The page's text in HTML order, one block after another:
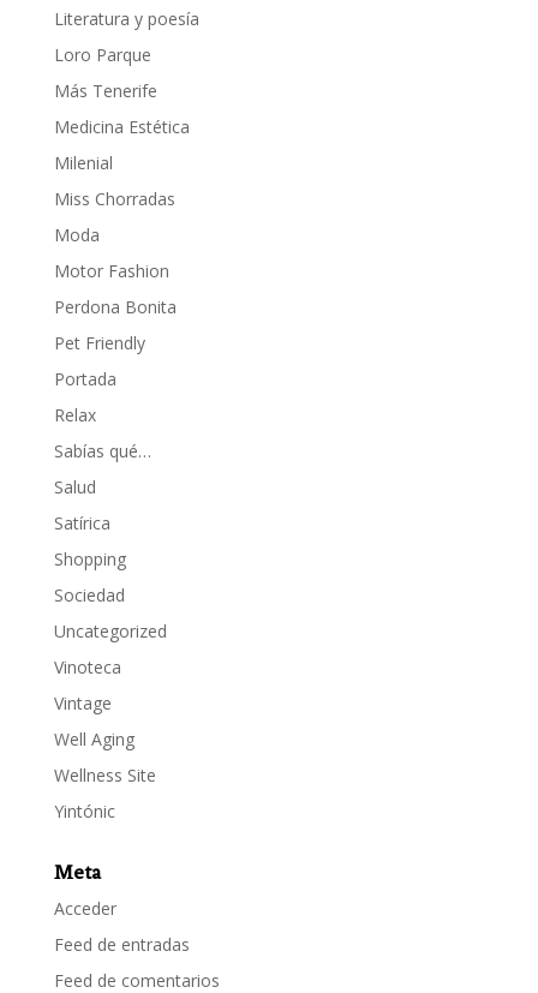
Literatura y poesía
Loro Parque
Más Tenerife
Medicina Estética
Milenial
Miss Chorradas
Moda
Motor Fashion
Perdona Bonita
Pet Friendly
Portada
Relax
Sabías qué…
Salud
Satírica
Shopping
Sociedad
Uncategorized
Vinoteca
Vintage
Well Aging
Wellness Site
Yintónic
Meta
Acceder
Feed de entradas
Feed de comentarios